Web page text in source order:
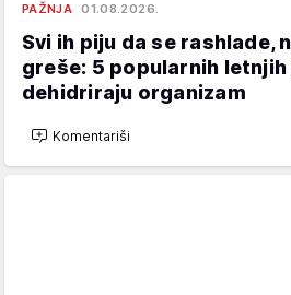
PAŽNJA 01.08.2026.
Svi ih piju da se rashlade,
greše: 5 popularnih letnjih
dehidriraju organizam
Komentariši